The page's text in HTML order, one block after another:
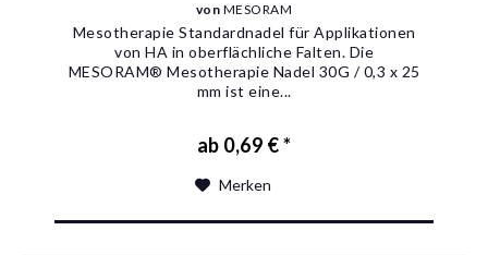
von MESORAM
Mesotherapie Standardnadel für Applikationen
von HA in oberflächliche Falten. Die
MESORAM® Mesotherapie Nadel 30G / 0,3 x 25
mm ist eine...
ab 0,69 € *
Merken